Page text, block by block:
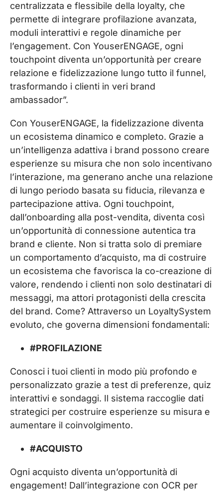
centralizzata e flessibile della loyalty, che
permette di integrare profilazione avanzata,
moduli interattivi e regole dinamiche per
l’engagement. Con YouserENGAGE, ogni
touchpoint diventa un’opportunità per creare
relazione e fidelizzazione lungo tutto il funnel,
trasformando i clienti in veri brand
ambassador”.
Con YouserENGAGE, la fidelizzazione diventa
un ecosistema dinamico e completo. Grazie a
un’intelligenza adattiva i brand possono creare
esperienze su misura che non solo incentivano
l’interazione, ma generano anche una relazione
di lungo periodo basata su fiducia, rilevanza e
partecipazione attiva. Ogni touchpoint,
dall’onboarding alla post-vendita, diventa così
un’opportunità di connessione autentica tra
brand e cliente. Non si tratta solo di premiare
un comportamento d’acquisto, ma di costruire
un ecosistema che favorisca la co-creazione di
valore, rendendo i clienti non solo destinatari di
messaggi, ma attori protagonisti della crescita
del brand. Come? Attraverso un LoyaltySystem
evoluto, che governa dimensioni fondamentali:
#PROFILAZIONE
Conosci i tuoi clienti in modo più profondo e
personalizzato grazie a test di preferenze, quiz
interattivi e sondaggi. Il sistema raccoglie dati
strategici per costruire esperienze su misura e
aumentare il coinvolgimento.
#ACQUISTO
Ogni acquisto diventa un’opportunità di
engagement! Dall’integrazione con OCR per